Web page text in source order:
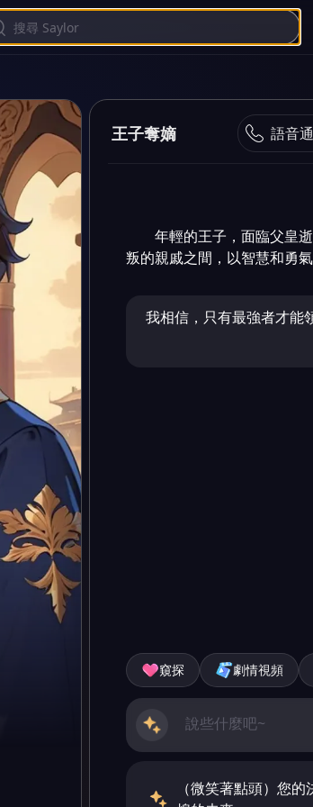
王子奪嫡 語音
年輕的王子，面臨父皇
叛的親戚之間，以智慧和勇氣
我相信，只有最強者才能
窺探 劇情視頻
（微笑著點頭）您